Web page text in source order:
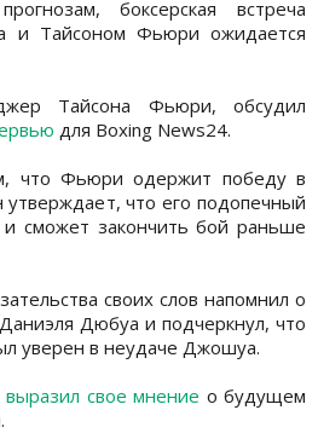
боксерская встреча
и Тайсоном Фьюри ожидается
Тайсона Фьюри, обсудил
для Boxing News24.
что Фьюри одержит победу в
утверждает, что его подопечный
сможет закончить бой раньше
своих слов напомнил о
Дюбуа и подчеркнул, что
уверен в неудаче Джошуа.
выразил свое мнение о будущем